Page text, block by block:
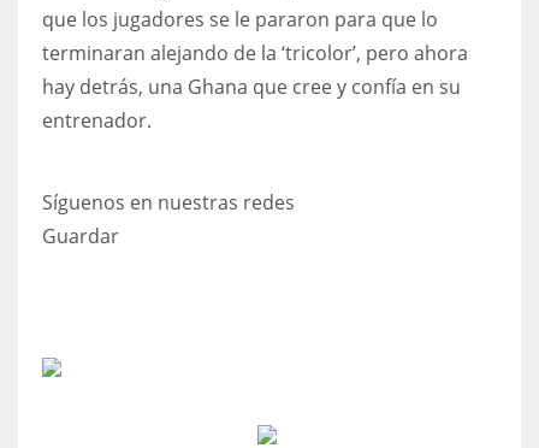
que los jugadores se le pararon para que lo
terminaran alejando de la ‘tricolor’, pero ahora
hay detrás, una Ghana que cree y confía en su
entrenador.
Síguenos en nuestras redes
Guardar